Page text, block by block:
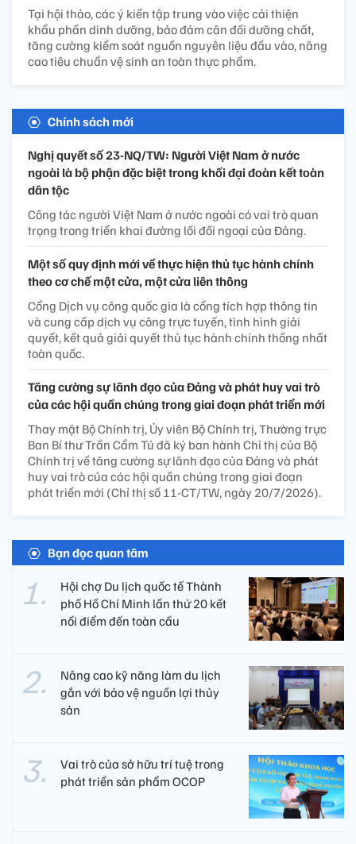
Tại hội thảo, các ý kiến tập trung vào việc cải thiện
khẩu phần dinh dưỡng, bảo đảm cân đối dưỡng chất,
tăng cường kiểm soát nguồn nguyên liệu đầu vào, nâng
cao tiêu chuẩn vệ sinh an toàn thực phẩm.
Chính sách mới
Nghị quyết số 23-NQ/TW: Người Việt Nam ở nước
ngoài là bộ phận đặc biệt trong khối đại đoàn kết toàn
dân tộc
Công tác người Việt Nam ở nước ngoài có vai trò quan
trọng trong triển khai đường lối đối ngoại của Đảng.
Một số quy định mới về thực hiện thủ tục hành chính
theo cơ chế một cửa, một cửa liên thông
Cổng Dịch vụ công quốc gia là cổng tích hợp thông tin
và cung cấp dịch vụ công trực tuyến, tình hình giải
quyết, kết quả giải quyết thủ tục hành chính thống nhất
toàn quốc.
Tăng cường sự lãnh đạo của Đảng và phát huy vai trò
của các hội quần chúng trong giai đoạn phát triển mới
Thay mặt Bộ Chính trị, Ủy viên Bộ Chính trị, Thường trực
Ban Bí thư Trần Cẩm Tú đã ký ban hành Chỉ thị của Bộ
Chính trị về tăng cường sự lãnh đạo của Đảng và phát
huy vai trò của các hội quần chúng trong giai đoạn
phát triển mới (Chỉ thị số 11-CT/TW, ngày 20/7/2026).
Bạn đọc quan tâm
Hội chợ Du lịch quốc tế Thành
phố Hồ Chí Minh lần thứ 20 kết
nối điểm đến toàn cầu
Nâng cao kỹ năng làm du lịch
gắn với bảo vệ nguồn lợi thủy
sản
Vai trò của sở hữu trí tuệ trong
phát triển sản phẩm OCOP